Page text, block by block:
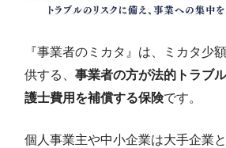
『事業者のミカタ』は、ミカタ少
供する、 事業者の方が法的トラブ
護士費用を補償する保険です。
個人事業主や中小企業は大手企業と